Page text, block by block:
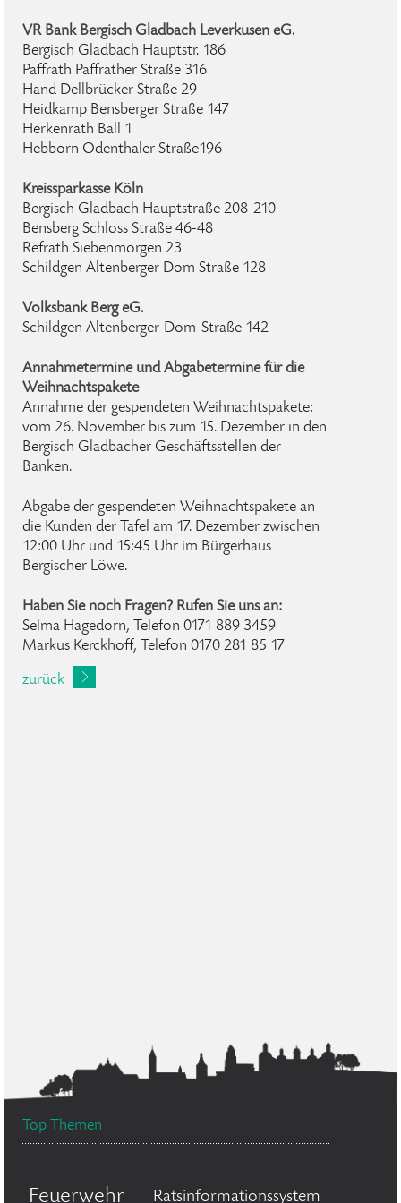
VR Bank Bergisch Gladbach Leverkusen eG.
Bergisch Gladbach Hauptstr. 186
Paffrath Paffrather Straße 316
Hand Dellbrücker Straße 29
Heidkamp Bensberger Straße 147
Herkenrath Ball 1
Hebborn Odenthaler Straße196
Kreissparkasse Köln
Bergisch Gladbach Hauptstraße 208-210
Bensberg Schloss Straße 46-48
Refrath Siebenmorgen 23
Schildgen Altenberger Dom Straße 128
Volksbank Berg eG.
Schildgen Altenberger-Dom-Straße 142
Annahmetermine und Abgabetermine für die
Weihnachtspakete
Annahme der gespendeten Weihnachtspakete:
vom 26. November bis zum 15. Dezember in den
Bergisch Gladbacher Geschäftsstellen der
Banken.
Abgabe der gespendeten Weihnachtspakete an
die Kunden der Tafel am 17. Dezember zwischen
12:00 Uhr und 15:45 Uhr im Bürgerhaus
Bergischer Löwe.
Haben Sie noch Fragen? Rufen Sie uns an:
Selma Hagedorn, Telefon 0171 889 3459
Markus Kerckhoff, Telefon 0170 281 85 17
zurück
Top Themen
Feuerwehr Ratsinformationssystem